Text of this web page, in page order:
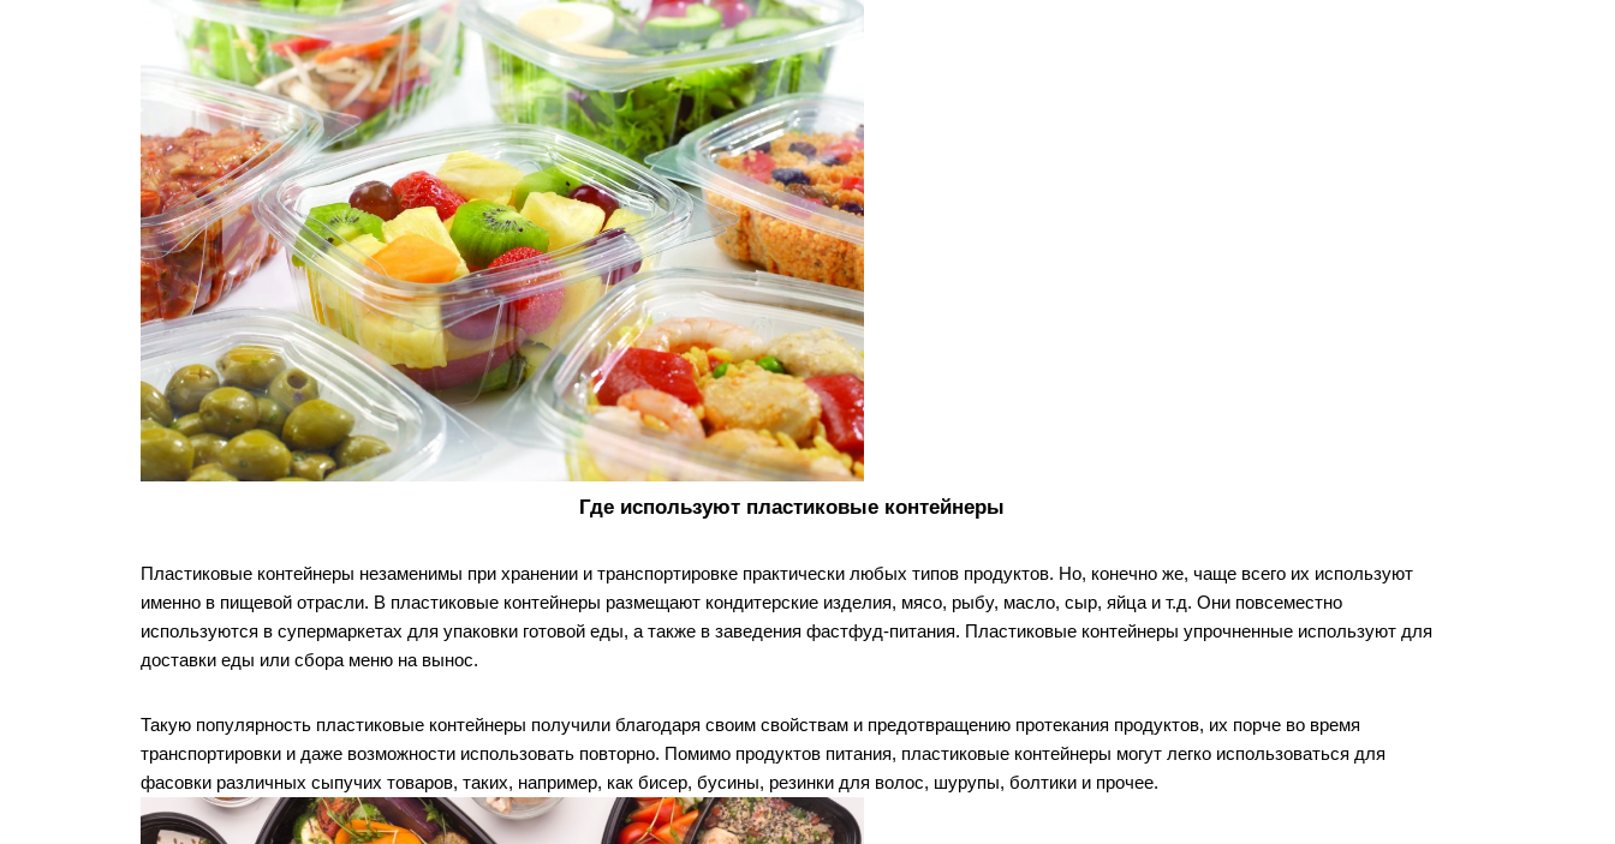
Где используют пластиковые контейнеры
Пластиковые контейнеры незаменимы при хранении и транспортировке практически любых типов продуктов. Но, конечно же, чаще всего их используют
именно в пищевой отрасли. В пластиковые контейнеры размещают кондитерские изделия, мясо, рыбу, масло, сыр, яйца и т.д. Они повсеместно
используются в супермаркетах для упаковки готовой еды, а также в заведения фастфуд-питания. Пластиковые контейнеры упрочненные используют для
доставки еды или сбора меню на вынос.
Такую популярность пластиковые контейнеры получили благодаря своим свойствам и предотвращению протекания продуктов, их порче во время
транспортировки и даже возможности использовать повторно. Помимо продуктов питания, пластиковые контейнеры могут легко использоваться для
фасовки различных сыпучих товаров, таких, например, как бисер, бусины, резинки для волос, шурупы, болтики и прочее.